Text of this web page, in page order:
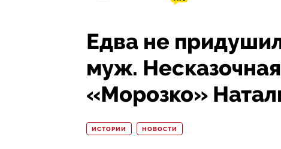
Едва не
муж.
«Морозко»
ИСТОРИИ НОВОСТИ